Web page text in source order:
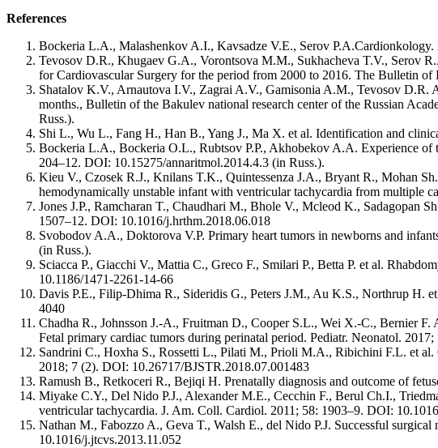
References
Bockeria L.A., Malashenkov A.I., Kavsadze V.E., Serov P.A.Cardionkology.
Tevosov D.R., Khugaev G.A., Vorontsova M.M., Sukhacheva T.V., Serov
for Cardiovascular Surgery for the period from 2000 to 2016. The Bulletin
Shatalov K.V., Arnautova I.V., Zagrai A.V., Gamisonia A.M., Tevosov D.R.
months., Bulletin of the Bakulev national research center of the Russian
Russ.).
Shi L., Wu L., Fang H., Han B., Yang J., Ma X. et al. Identification and
Bockeria L.A., Bockeria O.L., Rubtsov P.P., Akhobekov A.A. Experience
204–12. DOI: 10.15275/annaritmol.2014.4.3 (in Russ.).
Kieu V., Czosek R.J., Knilans T.K., Quintessenza J.A., Bryant R., Mohan
hemodynamically unstable infant with ventricular tachycardia from multiple
Jones J.P., Ramcharan T., Chaudhari M., Bhole V., Mcleod K., Sadagopan
1507–12. DOI: 10.1016/j.hrthm.2018.06.018
Svobodov A.A., Doktorova V.P. Primary heart tumors in newborns and
(in Russ.).
Sciacca P., Giacchi V., Mattia C., Greco F., Smilari P., Betta P. et al.
10.1186/1471-2261-14-66
Davis P.E., Filip-Dhima R., Sideridis G., Peters J.M., Au K.S., Northrup H.
4040
Chadha R., Johnsson J.-A., Fruitman D., Cooper S.L., Wei X.-C., Bernier
Fetal primary cardiac tumors during perinatal period. Pediatr. Neonatol. 2017;
Sandrini C., Hoxha S., Rossetti L., Pilati M., Prioli M.A., Ribichini F.L. et al.
2018; 7 (2). DOI: 10.26717/BJSTR.2018.07.001483
Ramush B., Retkoceri R., Bejiqi H. Prenatally diagnosis and outcome of
Miyake C.Y., Del Nido P.J., Alexander M.E., Cecchin F., Berul Ch.I.,
ventricular tachycardia. J. Am. Coll. Cardiol. 2011; 58: 1903–9. DOI:
Nathan M., Fabozzo A., Geva T., Walsh E., del Nido P.J. Successful
10.1016/j.jtcvs.2013.11.052